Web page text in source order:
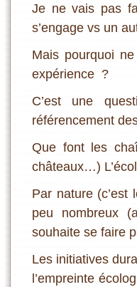
Je ne vais pas
s’engage vs un
Mais pourquoi
expérience ?
C’est une
référencement
Que font les
châteaux…)
Par nature
peu nombreux
souhaite se faire
Les initiatives
l’empreinte